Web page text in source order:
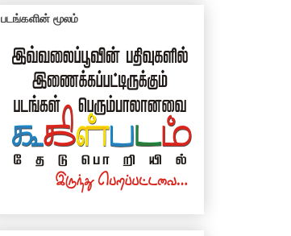
படங்களின் மூலம்